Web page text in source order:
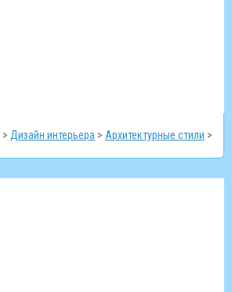
> Дизайн интерьера > Архитектурные стили >